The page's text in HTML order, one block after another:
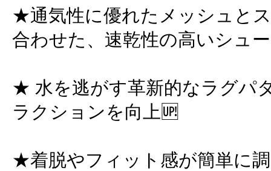
★通気性に優れたメッシュと
合わせた、速乾性の高いシュ
★ 水を逃がす革新的なラグパ
ラクションを向上🆙
★着脱やフィット感が簡単に